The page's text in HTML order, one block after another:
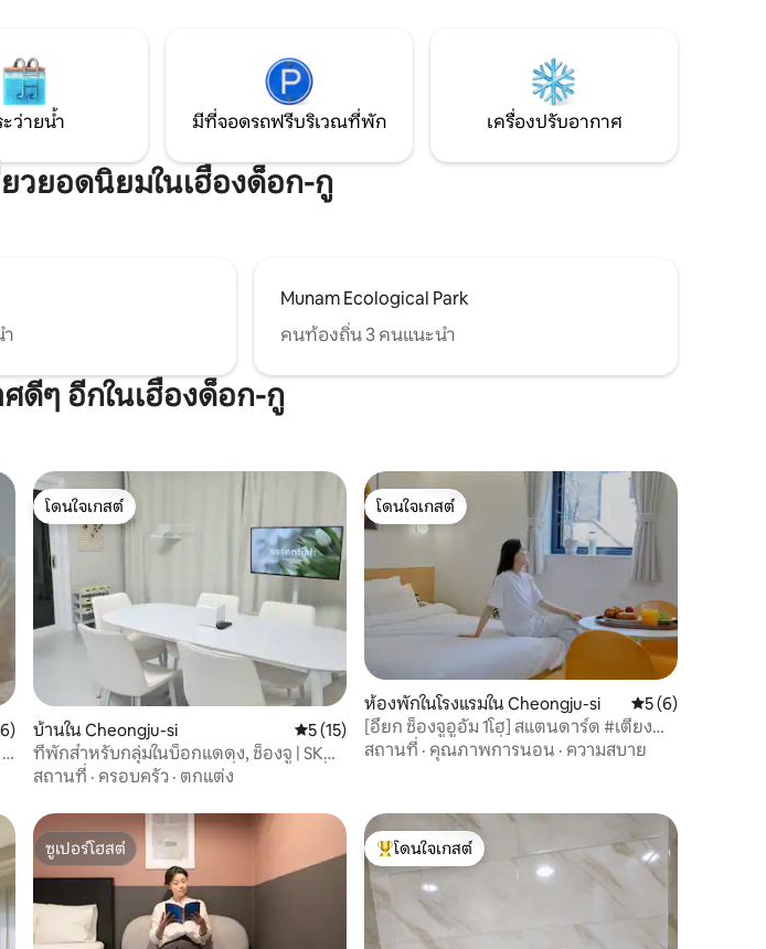
※ เฉพาะผู้เยาว์เท่านั้น ที่ไม่มีผู้ปกครองที่ถูก
จำกัดไม่อนุญาตให้นำสัตว์เลี้ยงเข้าพักไม่มี
การเข้ามาโดยไม่ได้รับอนุญาตนอกเหนือ
จากจำนวนคนที่จองไว้ (ยืนยันกล้อง
ถามเป็นรายบุคคล) * สิ่งอำนวยความสะดวก
เป็นห้องให้เช่าห้องปาร์ตี้ เนื่องจาก กฎหมาย
ะว่ายน้ำ มีที่จอดรถฟรีบริเวณที่พัก เครื่องปรับอากาศ
วยอดนิยมในเฮืองด็อก-กู
Munam Ecological Park
คนท้องถิ่น 3 คนแนะนำ
ดีๆ อีกในเฮืองด็อก-กู
ลี่ย 4.7 จาก 5, 46 รีวิว
โดนใจเกสต์
โดนใจเกสต์
บ้านใน Cheongju-si คะแนนเฉลี่ย 5 จาก 5, 15 รีวิว
5 (15)
ที่พักสำหรับกลุ่มในบ็อกแดดง, ช็องจู | SK
Hynix สำหรับการเดินทางเพื่อธุรกิจและที่
สถานที่ · ครอบครัว · ตกแต่ง
โดนใจเกสต์
โดนใจเกสต์
ห้องพักในโรงแรมใน Cheongju-si คะแนนเฉลี่ย 5 จา
5 (6)
[อึยก ช็องจูอูอัม 1โฮ] สแตนดาร์ด #เตียง
ขนาดควีนไซส์ #เครื่องนอนระดับโรงแรม 4
ดาว #สมาร์ททีวี #ตลาดบก 3 นาที
สถานที่ · คุณภาพการนอน · ความสบาย
ซูเปอร์โฮสต์
ซูเปอร์โฮสต์
โดนใจเกสต์ที่สุด
โดนใจเกสต์